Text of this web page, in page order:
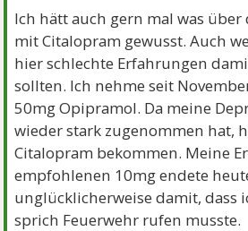
habe ich mich allerdings auch mit
hätte ich 5 Espresso intus, das ist
eigentlich ziemlich normal.
Antidepressivas erst so richtig
Bleib geduldig, dein Gehirn muß
dir mehr Serotonin zur Verfügung
braucht immer ein wenig Zeit.
Appetitminderung betrifft, sofern
weil Du vielleicht schon zu
mit dem Arzt über eine
Ich hätt auch gern mal was
mit Citalopram gewusst. Auch
hier schlechte Erfahrungen
sollten. Ich nehme seit
50mg Opipramol. Da meine
wieder stark zugenommen hat,
Citalopram bekommen. Meine
empfohlenen 10mg endete
unglücklicherweise damit, dass
sprich Feuerwehr rufen musste.